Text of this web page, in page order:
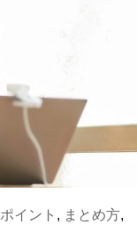
ポイント , まとめ方,